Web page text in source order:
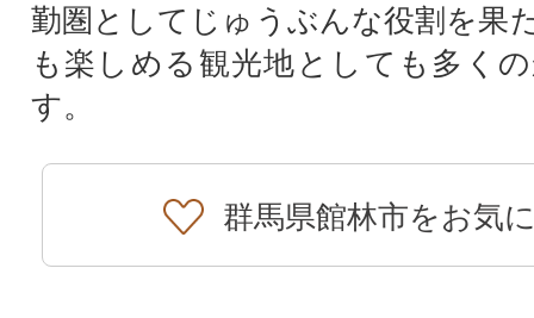
勤圏としてじゅうぶんな役割を果
も楽しめる観光地としても多く
す。
群馬県館林市をお気